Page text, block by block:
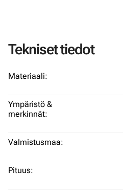
Tekniset tiedot
Materiaali:
Ympäristö &
merkinnät:
Valmistusmaa:
Pituus: